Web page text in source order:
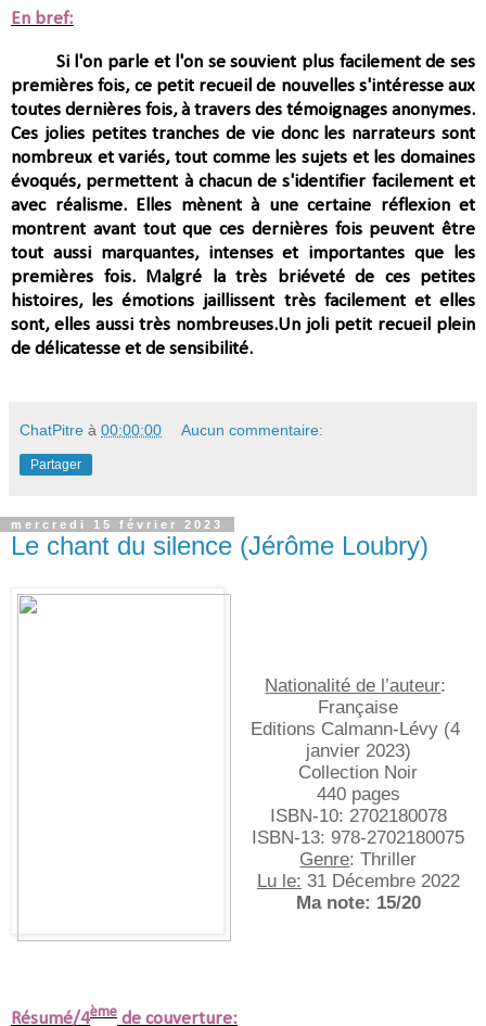
En bref:
Si l'on parle et l'on se souvient plus facilement de ses
premières fois, ce petit recueil de nouvelles s'intéresse aux
toutes dernières fois, à travers des témoignages anonymes.
Ces jolies petites tranches de vie donc les narrateurs sont
nombreux et variés, tout comme les sujets et les domaines
évoqués, permettent à chacun de s'identifier facilement et
avec réalisme. Elles mènent à une certaine réflexion et
montrent avant toutque ces dernières fois peuvent être
tout aussi marquantes, intenses et importantes que les
premières fois.
Malgré la très briéveté de ces petites
histoires, les émotions jaillissent très facilement et elles
sont, elles aussi très nombreuses.Un joli petit recueil plein
de délicatesse et de sensibilité.
ChatPitre à 00:00:00 Aucun commentaire:
Partager
mercredi 15 février 2023
Le chant du silence (Jérôme Loubry)
Nationalité de l’auteur:
Française
Editions Calmann-Lévy (4
janvier 2023)
Collection Noir
440 pages
ISBN-10:‎ 2702180078
ISBN-13:‎ 978-2702180075
Genre: Thriller
Lu le: 31 Décembre 2022
Ma note: 15/20
Résumé/4ème de couverture: